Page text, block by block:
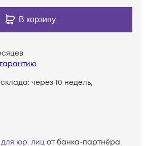
В корзину
через 10 недель,
юр. лиц от банка-партнёра.